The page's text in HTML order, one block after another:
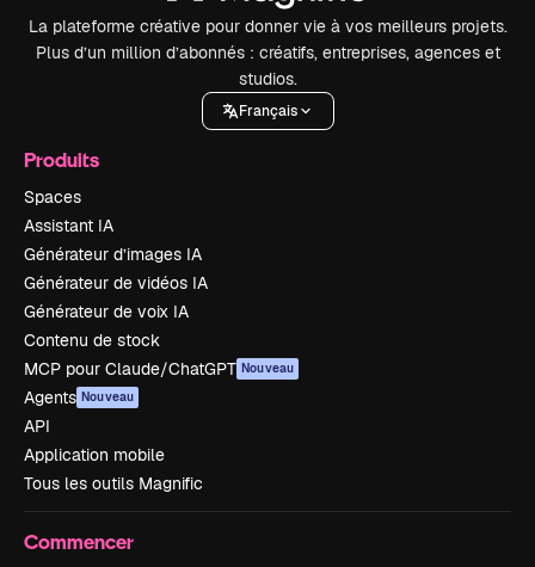
La plateforme créative pour donner vie à vos meilleurs projets.
Plus d’un million d’abonnés : créatifs, entreprises, agences et
studios.
Français
Produits
Spaces
Assistant IA
Générateur d’images IA
Générateur de vidéos IA
Générateur de voix IA
Contenu de stock
MCP pour Claude/ChatGPT Nouveau
Agents Nouveau
API
Application mobile
Tous les outils Magnific
Commencer